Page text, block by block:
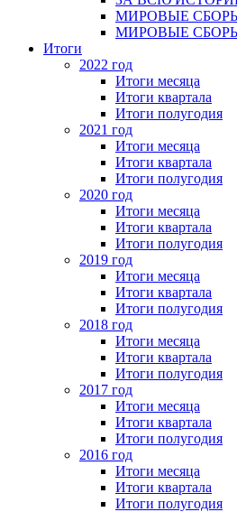
МИРОВЫЕ
МИРОВЫЕ
Итоги
2022 год
Итоги месяца
Итоги квартала
Итоги полугодия
2021 год
Итоги месяца
Итоги квартала
Итоги полугодия
2020 год
Итоги месяца
Итоги квартала
Итоги полугодия
2019 год
Итоги месяца
Итоги квартала
Итоги полугодия
2018 год
Итоги месяца
Итоги квартала
Итоги полугодия
2017 год
Итоги месяца
Итоги квартала
Итоги полугодия
2016 год
Итоги месяца
Итоги квартала
Итоги полугодия